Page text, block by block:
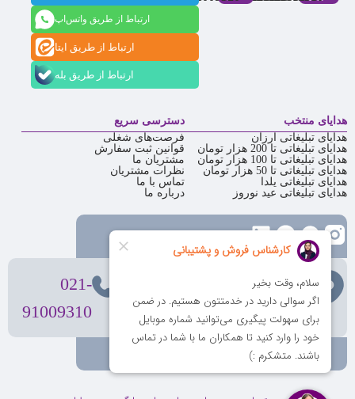
ارتباط از طریق واتس‌اپ
ارتباط از طریق ایتا
ارتباط از طریق بله
هدایای منتخب
هدایای تبلیغاتی ارزان
هدایای تبلیغاتی تا 200 هزار تومان
هدایای تبلیغاتی تا 100 هزار تومان
هدایای تبلیغاتی تا 50 هزار تومان
هدایای تبلیغاتی یلدا
هدایای تبلیغاتی عید نوروز
دسترسی سریع
فرصت‌های شغلی
قوانین ثبت سفارش
مشتریان ما
نظرات مشتریان
تماس با ما
درباره ما
تهران، ولیعصر، بالاتر از بهشتی،
بن‌بست پردیس، پلاک 12
021-
91009310